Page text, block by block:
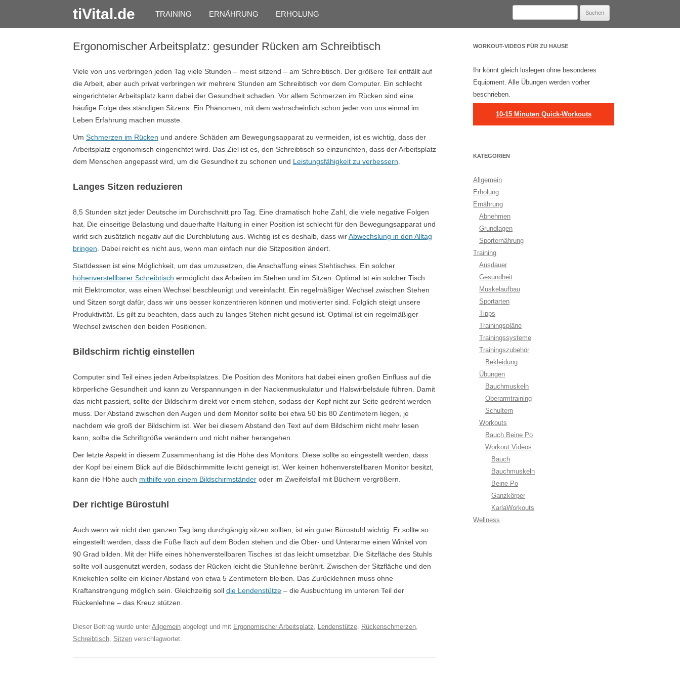
tiVital.de TRAINING ERNÄHRUNG ERHOLUNG
Suchen
Ergonomischer Arbeitsplatz: gesunder Rücken am Schreibtisch
Viele von uns verbringen jeden Tag viele Stunden – meist sitzend – am Schreibtisch. Der größere Teil entfällt auf
die Arbeit, aber auch privat verbringen wir mehrere Stunden am Schreibtisch vor dem Computer. Ein schlecht
eingerichteter Arbeitsplatz kann dabei der Gesundheit schaden. Vor allem Schmerzen im Rücken sind eine
häufige Folge des ständigen Sitzens. Ein Phänomen, mit dem wahrscheinlich schon jeder von uns einmal im
Leben Erfahrung machen musste.
Um Schmerzen im Rücken und andere Schäden am Bewegungsapparat zu vermeiden, ist es wichtig, dass der
Arbeitsplatz ergonomisch eingerichtet wird. Das Ziel ist es, den Schreibtisch so einzurichten, dass der Arbeitsplatz
dem Menschen angepasst wird, um die Gesundheit zu schonen und Leistungsfähigkeit zu verbessern
Langes Sitzen reduzieren
8,5 Stunden sitzt jeder Deutsche im Durchschnitt pro Tag. Eine dramatisch hohe Zahl, die viele negative Folgen
hat. Die einseitige Belastung und dauerhafte Haltung in einer Position ist schlecht für den Bewegungsapparat und
wirkt sich zusätzlich negativ auf die Durchblutung aus. Wichtig ist es deshalb, dass wirAbwechslung in den Alltag
bringen . Dabei reicht es nicht aus, wenn man einfach nur die Sitzposition ändert.
Stattdessen ist eine Möglichkeit, um das umzusetzen, die Anschaffung eines Stehtisches. Ein solcher
höhenverstellbarer Schreibtisch ermöglicht das Arbeiten im Stehen und im Sitzen. Optimal ist ein solcher Tisch
mit Elektromotor, was einen Wechsel beschleunigt und vereinfacht. Ein regelmäßiger Wechsel zwischen Stehen
und Sitzen sorgt dafür, dass wir uns besser konzentrieren können und motivierter sind. Folglich steigt unsere
Produktivität. Es gilt zu beachten, dass auch zu langes Stehen nicht gesund ist. Optimal ist ein regelmäßiger
Wechsel zwischen den beiden Positionen.
Bildschirm richtig einstellen
Computer sind Teil eines jeden Arbeitsplatzes. Die Position des Monitors hat dabei einen großen Einfluss auf die
körperliche Gesundheit und kann zu Verspannungen in der Nackenmuskulatur und Halswirbelsäule führen. Damit
das nicht passiert, sollte der Bildschirm direkt vor einem stehen, sodass der Kopf nicht zur Seite gedreht werden
muss. Der Abstand zwischen den Augen und dem Monitor sollte bei etwa 50 bis 80 Zentimetern liegen, je
nachdem wie groß der Bildschirm ist. Wer bei diesem Abstand den Text auf dem Bildschirm nicht mehr lesen
kann, sollte die Schriftgröße verändern und nicht näher herangehen.
Der letzte Aspekt in diesem Zusammenhang ist die Höhe des Monitors. Diese sollte so eingestellt werden, dass
der Kopf bei einem Blick auf die Bildschirmmitte leicht geneigt ist. Wer keinen höhenverstellbaren Monitor besitzt,
kann die Höhe auch mithilfe von einem Bildschirmständeroder im Zweifelsfall mit Büchern vergrößern.
Der richtige Bürostuhl
Auch wenn wir nicht den ganzen Tag lang durchgängig sitzen sollten, ist ein guter Bürostuhl wichtig. Er sollte so
eingestellt werden, dass die Füße flach auf dem Boden stehen und die Ober- und Unterarme einen Winkel von
90 Grad bilden. Mit der Hilfe eines höhenverstellbaren Tisches ist das leicht umsetzbar. Die Sitzfläche des Stuhls
sollte voll ausgenutzt werden, sodass der Rücken leicht die Stuhllehne berührt. Zwischen der Sitzfläche und den
Kniekehlen sollte ein kleiner Abstand von etwa 5 Zentimetern bleiben. Das Zurücklehnen muss ohne
Kraftanstrengung möglich sein. Gleichzeitig soll die Lendenstütze– die Ausbuchtung im unteren Teil der
Rückenlehne – das Kreuz stützen.
Dieser Beitrag wurde unter Allgemeinabgelegt und mit Ergonomischer Arbeitsplatz, Lendenstütze, Rückenschmerzen,
Schreibtisch, Sitzenverschlagwortet.
WORKOUT-VIDEOS FÜR ZU HAUSE
Ihr könnt gleich loslegen ohne besonderes
Equipment. Alle Übungen werden vorher
beschrieben.
10-15 Minuten Quick-Workouts
KATEGORIEN
Allgemein
Erholung
Ernährung
Abnehmen
Grundlagen
Sporternährung
Training
Ausdauer
Gesundheit
Muskelaufbau
Sportarten
Tipps
Trainingspläne
Trainingssysteme
Trainingszubehör
Bekleidung
Übungen
Bauchmuskeln
Oberarmtraining
Schultern
Workouts
Bauch Beine Po
Workout Videos
Bauch
Bauchmuskeln
Beine-Po
Ganzkörper
KarlaWorkouts
Wellness